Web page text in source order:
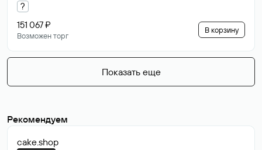
?
151 067 ₽
Возможен торг
В корзину
Показать еще
Рекомендуем
cake.shop